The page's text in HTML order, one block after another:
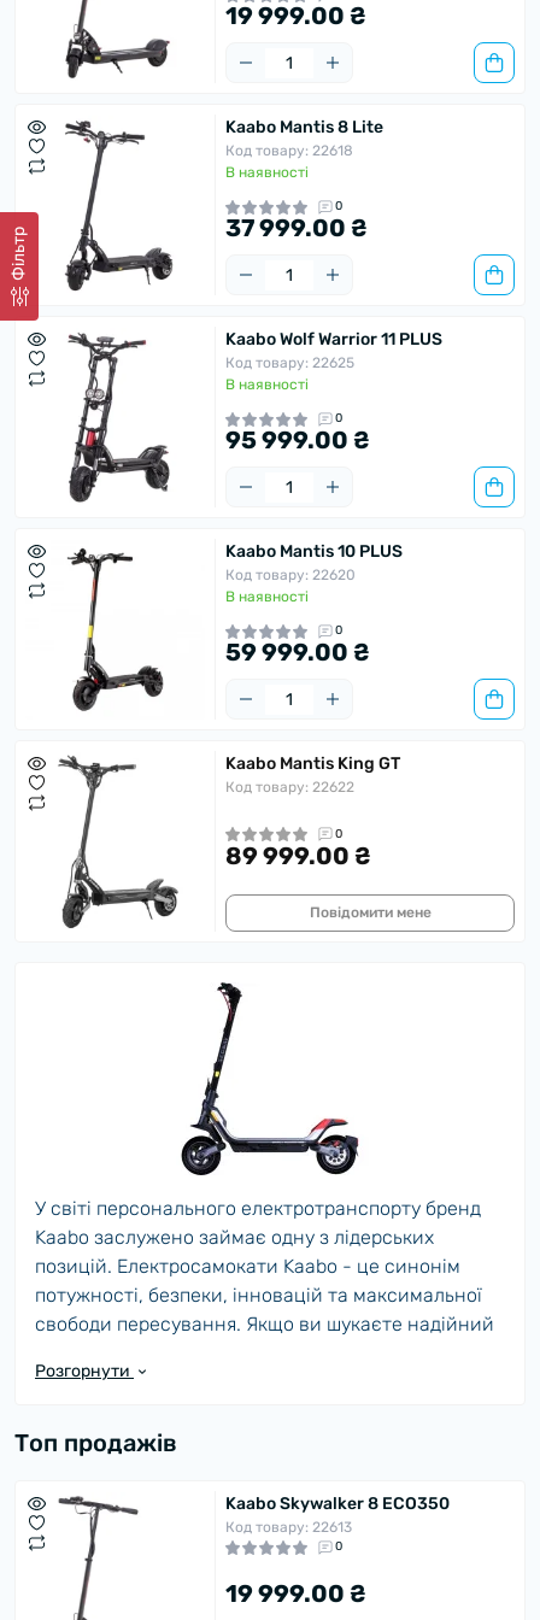
Фільтр
19 999.00 ₴
Kaabo Mantis 8 Lite
Код товару: 22618
В наявності
0
37 999.00 ₴
Kaabo Wolf Warrior 11 PLUS
Код товару: 22625
В наявності
0
95 999.00 ₴
Kaabo Mantis 10 PLUS
Код товару: 22620
В наявності
0
59 999.00 ₴
Kaabo Mantis King GT
Код товару: 22622
0
89 999.00 ₴
Повідомити мене
У світі персонального електротранспорту бренд
Kaabo заслужено займає одну з лідерських
позицій. Електросамокати Kaabo - це синонім
потужності, безпеки, інновацій та максимальної
свободи пересування. Якщо ви шукаєте надійний
маршрутів, який поєднує стильний дизайн,
Kaabo стане ідеальним вибором.
Бренд Kaabo заснований у Китаї, проте відомий у
всьому світі завдяки високим стандартам
виробництва і постійному вдосконаленню
Розгорнути
Топ продажів
Kaabo Skywalker 8 ECO350
Код товару: 22613
0
19 999.00 ₴